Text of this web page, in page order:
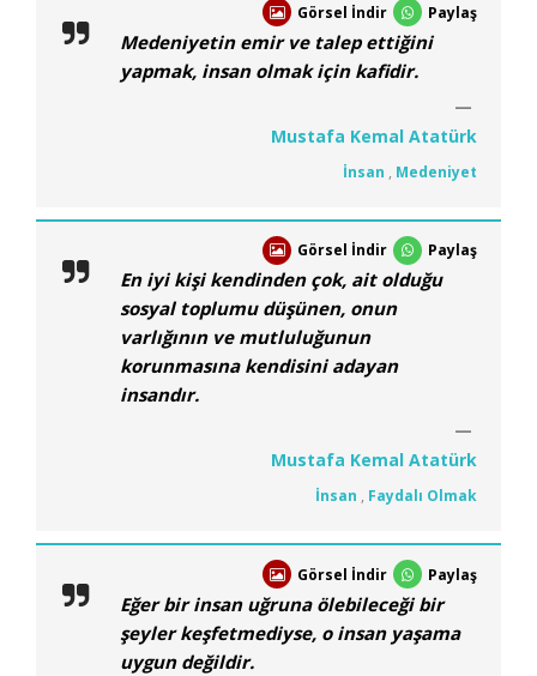
Görsel İndir Paylaş
Medeniyetin emir ve talep ettiğini
yapmak, insan olmak için kafidir.
Mustafa Kemal Atatürk
İnsan , Medeniyet
Görsel İndir Paylaş
En iyi kişi kendinden çok, ait olduğu
sosyal toplumu düşünen, onun
varlığının ve mutluluğunun
korunmasına kendisini adayan
insandır.
Mustafa Kemal Atatürk
İnsan , Faydalı Olmak
Görsel İndir Paylaş
Eğer bir insan uğruna ölebileceği bir
şeyler keşfetmediyse, o insan yaşama
uygun değildir.